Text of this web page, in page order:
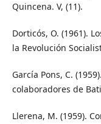
Quincena. V, (11).
Dorticós, O. (1961).
la Revolución
García Pons, C.
colaboradores de
Llerena, M. (1959).